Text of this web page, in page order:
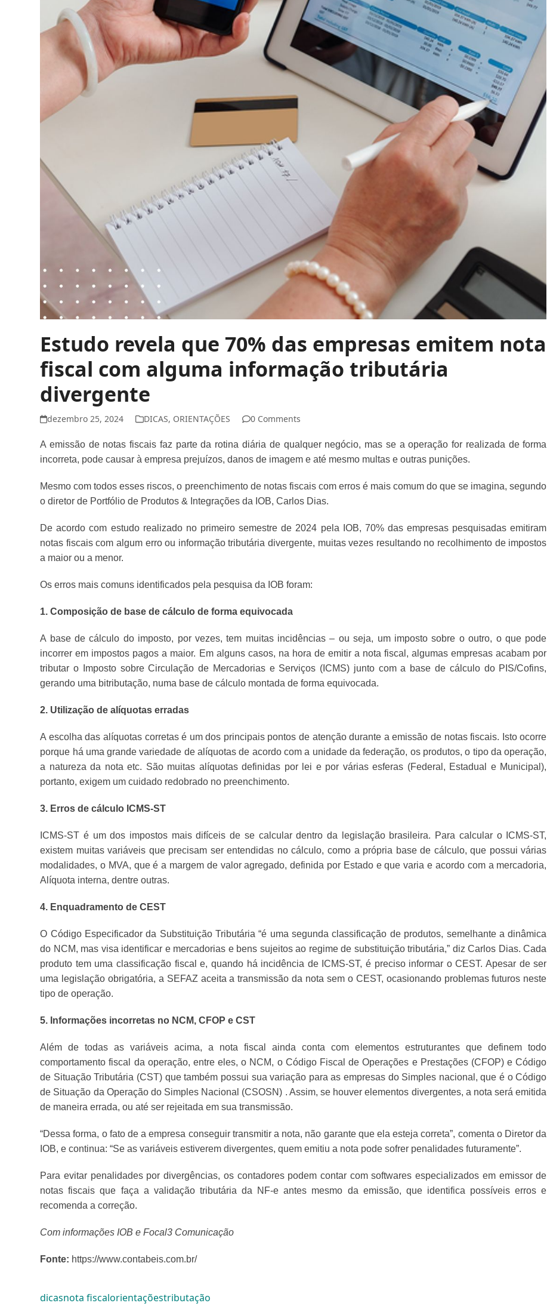
Estudo revela que 70% das empresas emitem nota
fiscal com alguma informação tributária
divergente
dezembro 25, 2024 DICAS, ORIENTAÇÕES 0 Comments
A emissão de notas fiscais faz parte da rotina diária de qualquer negócio, mas se a operação for realizada de forma
incorreta, pode causar à empresa prejuízos, danos de imagem e até mesmo multas e outras punições.
Mesmo com todos esses riscos, o preenchimento de notas fiscais com erros é mais comum do que se imagina, segundo
o diretor de Portfólio de Produtos & Integrações da IOB, Carlos Dias.
De acordo com estudo realizado no primeiro semestre de 2024 pela IOB, 70% das empresas pesquisadas emitiram
notas fiscais com algum erro ou informação tributária divergente, muitas vezes resultando no recolhimento de impostos
a maior ou a menor.
Os erros mais comuns identificados pela pesquisa da IOB foram:
1. Composição de base de cálculo de forma equivocada
A base de cálculo do imposto, por vezes, tem muitas incidências – ou seja, um imposto sobre o outro, o que pode
incorrer em impostos pagos a maior. Em alguns casos, na hora de emitir a nota fiscal, algumas empresas acabam por
tributar o Imposto sobre Circulação de Mercadorias e Serviços (ICMS) junto com a base de cálculo do PIS/Cofins,
gerando uma bitributação, numa base de cálculo montada de forma equivocada.
2. Utilização de alíquotas erradas
A escolha das alíquotas corretas é um dos principais pontos de atenção durante a emissão de notas fiscais. Isto ocorre
porque há uma grande variedade de alíquotas de acordo com a unidade da federação, os produtos, o tipo da operação,
a natureza da nota etc. São muitas alíquotas definidas por lei e por várias esferas (Federal, Estadual e Municipal),
portanto, exigem um cuidado redobrado no preenchimento.
3. Erros de cálculo ICMS-ST
ICMS-ST é um dos impostos mais difíceis de se calcular dentro da legislação brasileira. Para calcular o ICMS-ST,
existem muitas variáveis que precisam ser entendidas no cálculo, como a própria base de cálculo, que possui várias
modalidades, o MVA, que é a margem de valor agregado, definida por Estado e que varia e acordo com a mercadoria,
Alíquota interna, dentre outras.
4. Enquadramento de CEST
O Código Especificador da Substituição Tributária “é uma segunda classificação de produtos, semelhante a dinâmica
do NCM, mas visa identificar e mercadorias e bens sujeitos ao regime de substituição tributária,” diz Carlos Dias. Cada
produto tem uma classificação fiscal e, quando há incidência de ICMS-ST, é preciso informar o CEST. Apesar de ser
uma legislação obrigatória, a SEFAZ aceita a transmissão da nota sem o CEST, ocasionando problemas futuros neste
tipo de operação.
5. Informações incorretas no NCM, CFOP e CST
Além de todas as variáveis acima, a nota fiscal ainda conta com elementos estruturantes que definem todo
comportamento fiscal da operação, entre eles, o NCM, o Código Fiscal de Operações e Prestações (CFOP) e Código
de Situação Tributária (CST) que também possui sua variação para as empresas do Simples nacional, que é o Código
de Situação da Operação do Simples Nacional (CSOSN) . Assim, se houver elementos divergentes, a nota será emitida
de maneira errada, ou até ser rejeitada em sua transmissão.
“Dessa forma, o fato de a empresa conseguir transmitir a nota, não garante que ela esteja correta”, comenta o Diretor da
IOB, e continua: “Se as variáveis estiverem divergentes, quem emitiu a nota pode sofrer penalidades futuramente”.
Para evitar penalidades por divergências, os contadores podem contar com softwares especializados em emissor de
notas fiscais que faça a validação tributária da NF-e antes mesmo da emissão, que identifica possíveis erros e
recomenda a correção.
Com informações IOB e Focal3 Comunicação
Fonte: https://www.contabeis.com.br/
dicasnota fiscalorientaçõestributação